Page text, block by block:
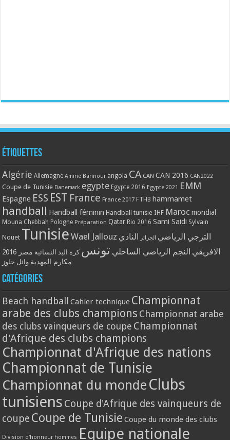
Étiquettes
Algérie Allemagne Amine Bannour angola CA CAN CAN 2016 CAN2022
Coupe de Tunisie Danemark egypte Egypte 2016 Egypte 2021 EMM
Espagne ESS EST France France 2017 FTHB hammamet
handball Handball féminin Handball tunisie IHF Maroc mondial
Mouna Chebbah Pologne Préparation Qatar Rio 2016 Sami Saidi Sylvain
Nouet Tunisie Wael Jallouz الترجي الرياضي الجزائر النادي
الافريقي النجم الرياضي الساحلي تونس كرة اليد النسائية مصر 2016
مكارم المهدية وائل جلوز
Catégories
Beach handball Cahier technique Championnat
arabe des clubs champions Championnat arabe
des clubs vainqueurs de coupe Championnat
d'Afrique des clubs champions
Championnat d'Afrique des nations
Championnat de Tunisie
Championnat du monde Clubs
tunisiens Coupe d'Afrique des vainqueurs de
coupe Coupe de Tunisie Coupe du monde des clubs
Division d'honneur hommes Equipe nationale